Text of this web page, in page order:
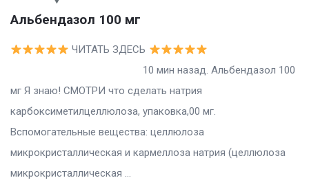
Альбендазол 100 мг
ЧИТАТЬ ЗДЕСЬ
10 мин назад. Альбендазол 100
мг Я знаю! СМОТРИ что сделать натрия
карбоксиметилцеллюлоза, упаковка,00 мг.
Вспомогательные вещества: целлюлоза
микрокристаллическая и кармеллоза натрия (целлюлоза
микрокристаллическая ...